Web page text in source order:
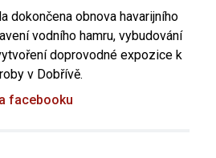
dokončena obnova havarijního
vodního hamru, vybudování
doprovodné expozice k
v Dobřívě.
facebooku